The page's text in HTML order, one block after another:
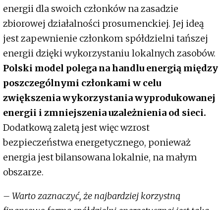
energii dla swoich członków na zasadzie
zbiorowej działalności prosumenckiej. Jej ideą
jest zapewnienie członkom spółdzielni tańszej
energii dzięki wykorzystaniu lokalnych zasobów.
Polski model polega na handlu energią między
poszczególnymi członkami w celu
zwiększenia wykorzystania wyprodukowanej
energii i zmniejszenia uzależnienia od sieci.
Dodatkową zaletą jest więc wzrost
bezpieczeństwa energetycznego, ponieważ
energia jest bilansowana lokalnie, na małym
obszarze.
– Warto zaznaczyć, że najbardziej korzystną